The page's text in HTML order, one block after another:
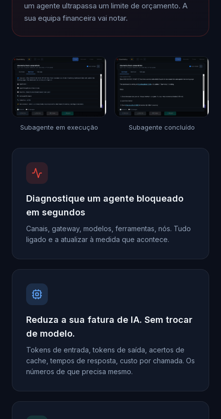
um agente ultrapassa um limite de orçamento. A
sua equipa financeira vai notar.
Subagente em execução Subagente concluído
Diagnostique um agente bloqueado
em segundos
Canais, gateway, modelos, ferramentas, nós. Tudo
ligado e a atualizar à medida que acontece.
Reduza a sua fatura de IA. Sem trocar
de modelo.
Tokens de entrada, tokens de saída, acertos de
cache, tempos de resposta, custo por chamada. Os
números de que precisa mesmo.